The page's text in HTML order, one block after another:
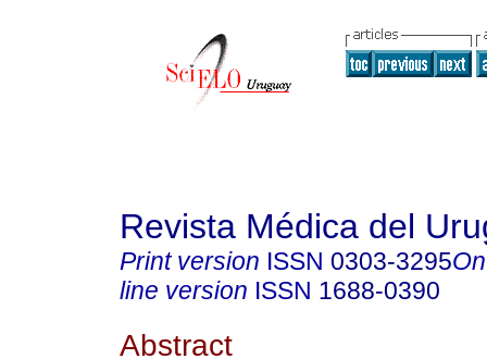
Revista Médica del
Print version ISSN 0303-3295
line version ISSN 1688-0390
Abstract